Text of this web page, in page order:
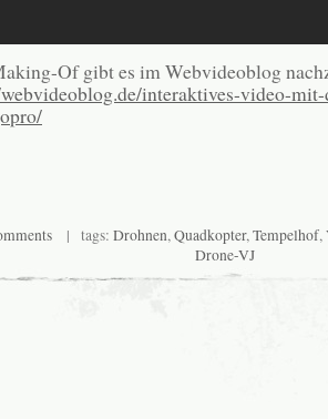
Of gibt es im Webvideoblog
interaktives-video-
| tags: Drohnen,Quadkopter,Tempelhof,
Drone-VJ